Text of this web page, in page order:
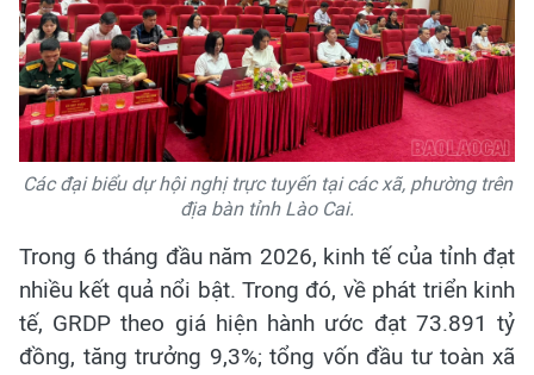
Các đại biểu dự hội nghị trực tuyến tại các xã, phường trên
địa bàn tỉnh Lào Cai.
Trong 6 tháng đầu năm 2026, kinh tế của tỉnh đạt
nhiều kết quả nổi bật. Trong đó, về phát triển kinh
tế, GRDP theo giá hiện hành ước đạt 73.891 tỷ
đồng, tăng trưởng 9,3%; tổng vốn đầu tư toàn xã